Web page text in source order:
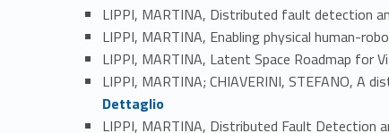
LIPPI, MARTINA, Distributed fault detection
LIPPI, MARTINA, Enabling physical human-
LIPPI, MARTINA, Latent Space Roadmap for
LIPPI, MARTINA; CHIAVERINI, STEFANO,
Dettaglio
LIPPI, MARTINA, Distributed Fault Detection